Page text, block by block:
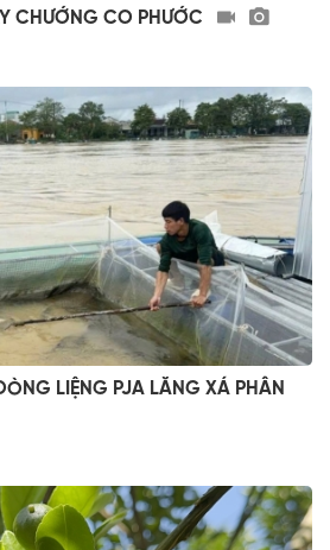
CHƯỚNG CO PHƯỚC
LIỆNG PJA LĂNG XÁ PHÂN